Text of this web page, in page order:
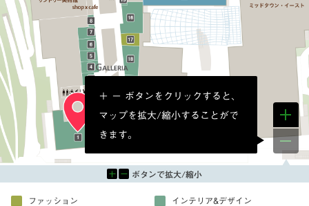
＋ − ボタンをクリックすると、
マップを拡大/縮小することがで
きます。
ボタンで拡大/縮小
ファッション インテリア&デザイン